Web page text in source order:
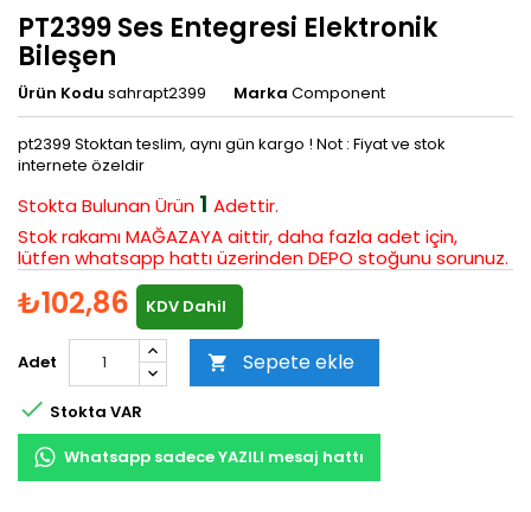
PT2399 Ses Entegresi Elektronik
Bileşen
Ürün Kodu sahrapt2399 Marka Component
pt2399 Stoktan teslim, aynı gün kargo ! Not : Fiyat ve stok
internete özeldir
Stokta BulunanÜrün 1 Adettir.
Stok rakamı MAĞAZAYA aittir, daha fazla adet için,
lütfen whatsapp hattı üzerinden DEPO stoğunu sorunuz.
₺102,86 KDV Dahil
Adet  Sepete ekle
 Stokta VAR
Whatsapp sadece YAZILI mesaj hattı